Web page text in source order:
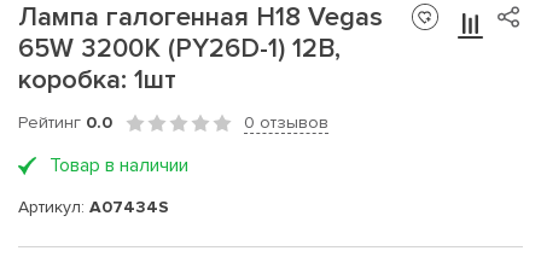
Лампа галогенная H18 Vegas
65W 3200K (PY26D-1) 12В,
коробка: 1шт
Рейтинг 0.0 0 отзывов
Товар в наличии
Артикул: A07434S